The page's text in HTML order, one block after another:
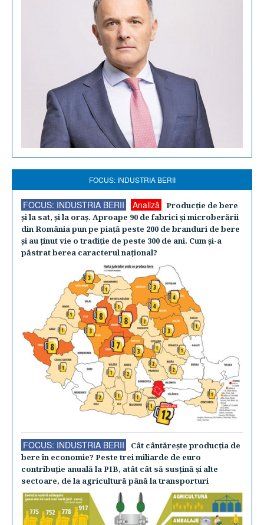
FOCUS: INDUSTRIA BERII
FOCUS: INDUSTRIA BERII Analiză
Producţie de bere
şi la sat, şi la oraş. Aproape 90 de fabrici şi microberării
din România pun pe piaţă peste 200 de branduri de bere
şi au ţinut vie o tradiţie de peste 300 de ani. Cum şi-a
păstrat berea caracterul naţional?
FOCUS: INDUSTRIA BERII
Cât cântăreşte producţia de
bere în economie? Peste trei miliarde de euro
contribuţie anuală la PIB, atât cât să susţină şi alte
sectoare, de la agricultură până la transporturi